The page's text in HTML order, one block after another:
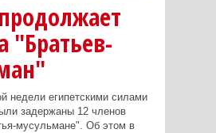
"Братьев-
недели египетскими силами
задержаны 12 членов
мусульмане". Об этом в